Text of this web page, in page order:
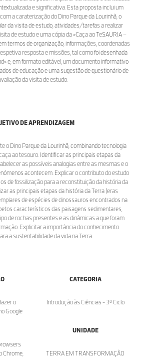
e significativa. Esta proposta inclui um
a caraterização do Dino Parque da Lourinhã, o
da visita de estudo, atividades/tarefas a realizar
de estudo e uma cópia da «Caça ao TeSAURIA –
termos de organização, informações, coordenadas
resposta e missões, tal como foi desenhada
e, em formato editável, um documento informativo
de educação e uma sugestão de questionário de
da visita de estudo.
DE APRENDIZAGEM
o Dino Parque da Lourinhã, combinando tecnologia
ao tesouro. Identificar as principais etapas da
as possíveis analogias entre as mesmas e o
acontecem. Explicar o contributo do estudo
de fossilização para a reconstituição da história da
as principais etapas da história da Terra (eras
de espécies de dinossauros encontrados na
característicos das paisagens sedimentares,
de rochas presentes e as dinâmicas a que foram
Explicitar a importância do conhecimento
a sustentabilidade da vida na Terra.
o
Google
Chrome,
CATEGORIA
Introdução às Ciências - 3º Ciclo
UNIDADE
TERRA EM TRANSFORMAÇÃO